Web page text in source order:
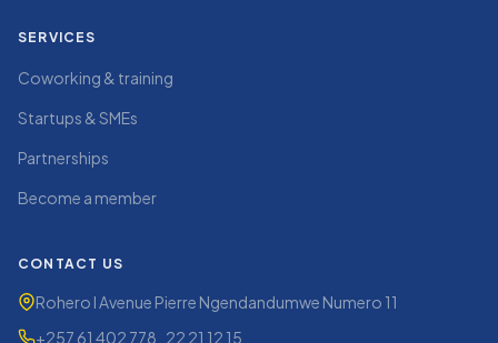
SERVICES
Coworking & training
Startups & SMEs
Partnerships
Become a member
CONTACT US
Rohero I Avenue Pierre Ngendandumwe Numero 11
+257 61 402 778 , 22 21 12 15